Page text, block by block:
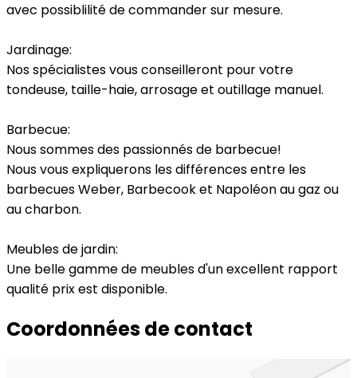
avec possiblilité de commander sur mesure.
Jardinage:
Nos spécialistes vous conseilleront pour votre
tondeuse, taille-haie, arrosage et outillage manuel.
Barbecue:
Nous sommes des passionnés de barbecue!
Nous vous expliquerons les différences entre les
barbecues Weber, Barbecook et Napoléon au gaz ou
au charbon.
Meubles de jardin:
Une belle gamme de meubles d'un excellent rapport
qualité prix est disponible.
Coordonnées de contact